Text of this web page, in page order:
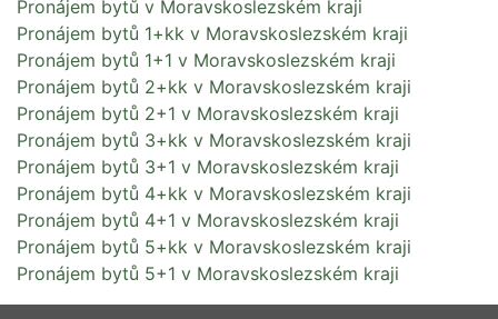
Pronájem bytů v Moravskoslezském kraji
Pronájem bytů 1+kk v Moravskoslezském kraji
Pronájem bytů 1+1 v Moravskoslezském kraji
Pronájem bytů 2+kk v Moravskoslezském kraji
Pronájem bytů 2+1 v Moravskoslezském kraji
Pronájem bytů 3+kk v Moravskoslezském kraji
Pronájem bytů 3+1 v Moravskoslezském kraji
Pronájem bytů 4+kk v Moravskoslezském kraji
Pronájem bytů 4+1 v Moravskoslezském kraji
Pronájem bytů 5+kk v Moravskoslezském kraji
Pronájem bytů 5+1 v Moravskoslezském kraji